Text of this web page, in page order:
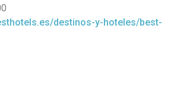
destinos-y-hoteles/best-